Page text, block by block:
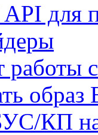
для
работы
КП